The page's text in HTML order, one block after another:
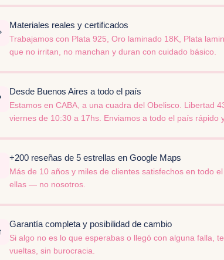
Materiales reales y certificados
Trabajamos con Plata 925, Oro laminado 18K, Plata
que no irritan, no manchan y duran con cuidado básico.
Desde Buenos Aires a todo el país
Estamos en CABA, a una cuadra del Obelisco. Libertad
viernes de 10:30 a 17hs. Enviamos a todo el país rápido
+200 reseñas de 5 estrellas en Google Maps
Más de 10 años y miles de clientes satisfechos en todo
ellas — no nosotros.
Garantía completa y posibilidad de cambio
Si algo no es lo que esperabas o llegó con alguna falla,
vueltas, sin burocracia.